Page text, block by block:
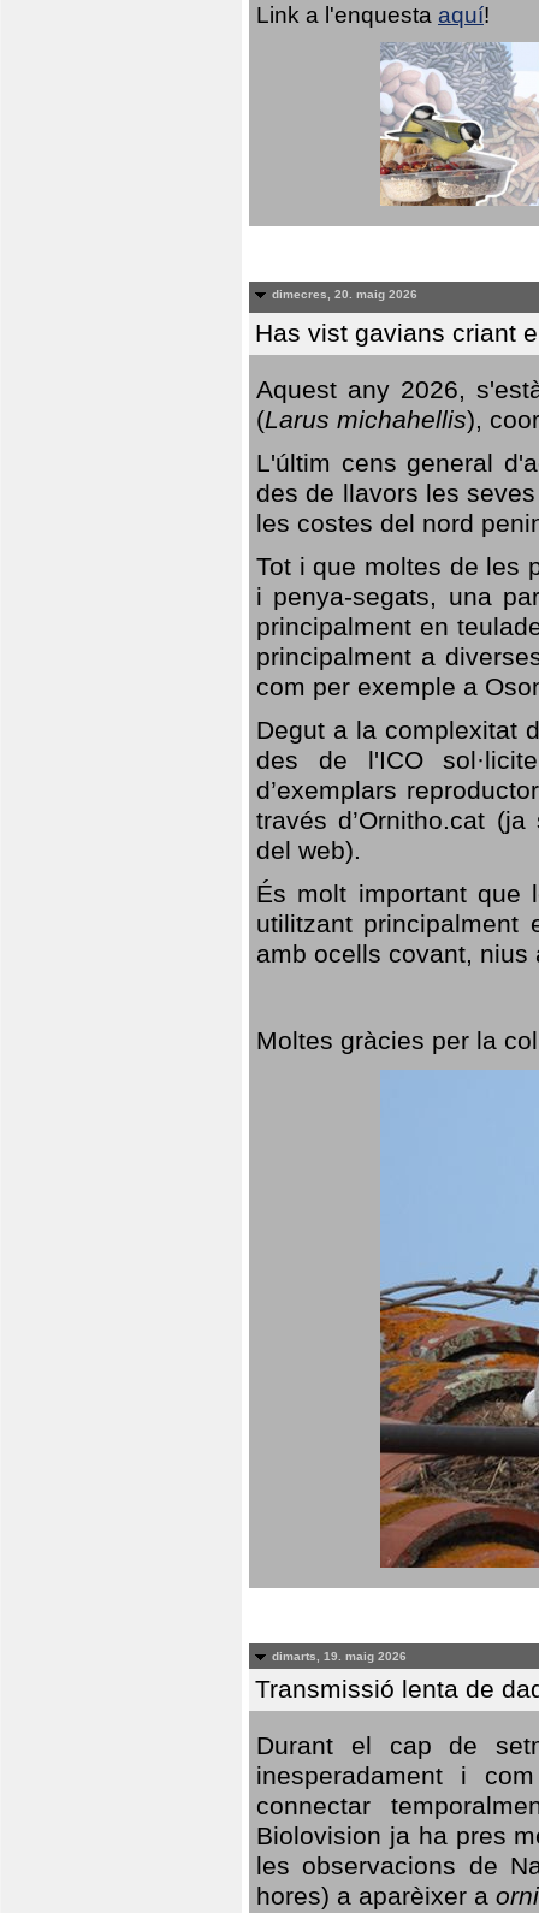
Link a l'enquesta aquí!
dimecres, 20. maig 2026
Has vist gavians criant
Aquest any 2026,
(Larus michahellis),
L'últim cens general
des de llavors les
les costes del nord
Tot i que moltes de les
i penya-segats, una
principalment en
principalment a
com per exemple a
Degut a la complexitat
des de l'ICO
d’exemplars
través d’Ornitho.cat
del web).
És molt important que
utilitzant
amb ocells covant,
Moltes gràcies per la
dimarts, 19. maig 2026
Transmissió lenta de
Durant el cap de
inesperadament i
connectar
Biolovision ja ha pres
les observacions de
hores) a aparèixer a